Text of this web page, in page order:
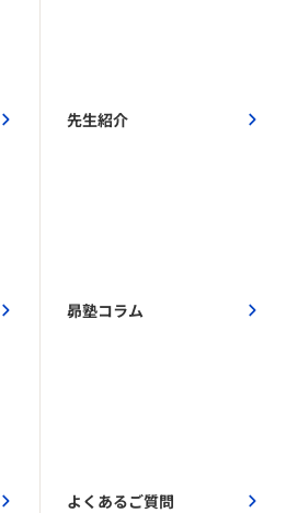
先生紹介
昴塾コラム
よくあるご質問